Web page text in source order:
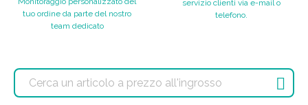
tuo ordine da parte del nostro
team dedicato
servizio clienti via e-mail o
telefono.
